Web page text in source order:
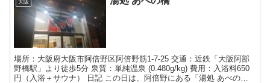
大阪
場所：大阪府大阪市阿倍野区阿倍野筋1-7-25 交通：近鉄「大阪阿部
野橋駅」より徒歩5分 泉質：単純温泉 (0.480g/kg) 費用：入浴料650
円（入浴＋サウナ） 日記 この日は、阿倍野にある「湯処 あべの